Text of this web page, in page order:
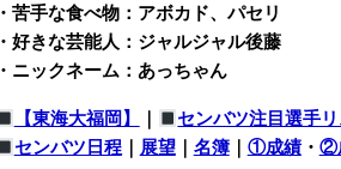
・苦手な食べ物：アボカド、パセリ
・好きな芸能人：ジャルジャル後藤
・ニックネーム：あっちゃん
【東海大福岡】
センバツ注目選手リ
センバツ日程｜ 展望｜ 名簿｜ ①成績・ ②